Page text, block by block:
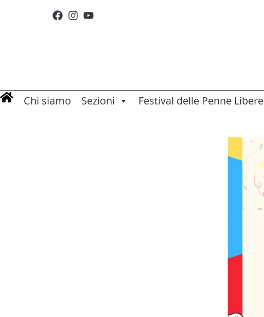
Chi siamo Sezioni Festival delle Penne Libere